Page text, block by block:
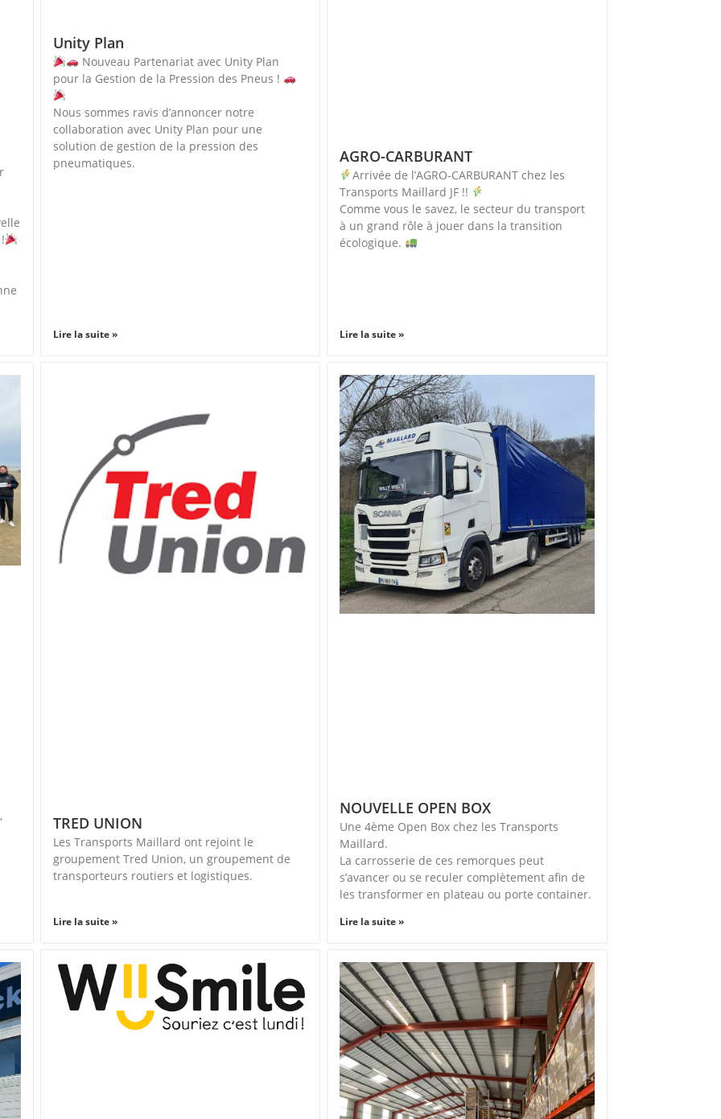
Unity Plan
Nouveau Partenariat avec Unity Plan
pour la Gestion de la Pression des Pneus !
Nous sommes ravis d’annoncer notre
collaboration avec Unity Plan pour une
solution de gestion de la pression des
pneumatiques.
Lire la suite »
AGRO-CARBURANT
Arrivée de l’AGRO-CARBURANT chez les
Transports Maillard JF !!
Comme vous le savez, le secteur du transport
à un grand rôle à jouer dans la transition
écologique.
Lire la suite »
TRED UNION
Les Transports Maillard ont rejoint le
groupement Tred Union, un groupement de
transporteurs routiers et logistiques.
Lire la suite »
NOUVELLE OPEN BOX
Une 4ème Open Box chez les Transports
Maillard.
La carrosserie de ces remorques peut
s’avancer ou se reculer complètement afin de
les transformer en plateau ou porte container.
Lire la suite »